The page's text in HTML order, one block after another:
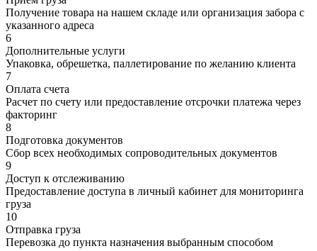
Получение товара на нашем складе или организация забора с
указанного адреса
6
Дополнительные услуги
Упаковка, обрешетка, паллетирование по желанию клиента
7
Оплата счета
Расчет по счету или предоставление отсрочки платежа через
факторинг
8
Подготовка документов
Сбор всех необходимых сопроводительных документов
9
Доступ к отслеживанию
Предоставление доступа в личный кабинет для мониторинга
груза
10
Отправка груза
Перевозка до пункта назначения выбранным способом